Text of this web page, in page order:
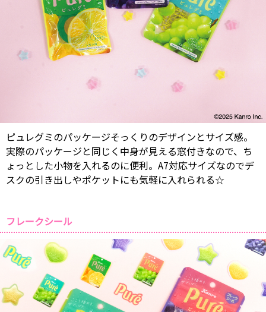
ピュレグミのパッケージそっくりのデザインとサイズ感。
実際のパッケージと同じく中身が見える窓付きなので、ち
ょっとした小物を入れるのに便利。A7対応サイズなのでデ
スクの引き出しやポケットにも気軽に入れられる☆
フレークシール